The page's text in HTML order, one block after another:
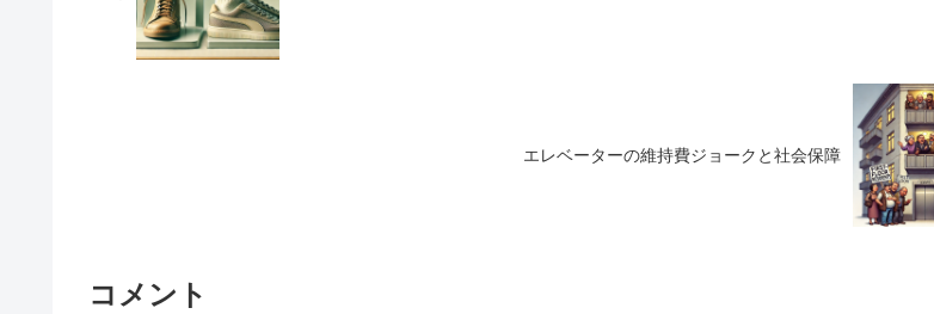
エレベーターの維持費ジョークと社会保障
コメント